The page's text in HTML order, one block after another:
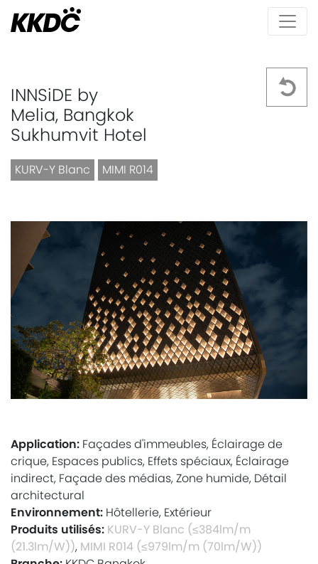
INNSiDE by
Melia, Bangkok
Sukhumvit Hotel
KURV-Y Blanc MIMI R014
Application: Façades d'immeubles, Éclairage de
crique, Espaces publics, Effets spéciaux, Éclairage
indirect, Façade des médias, Zone humide, Détail
architectural
Environnement: Hôtellerie, Extérieur
Produits utilisés: KURV-Y Blanc (≤384lm/m
(21.3lm/W)), MIMI R014 (≤979lm/m (70lm/W))